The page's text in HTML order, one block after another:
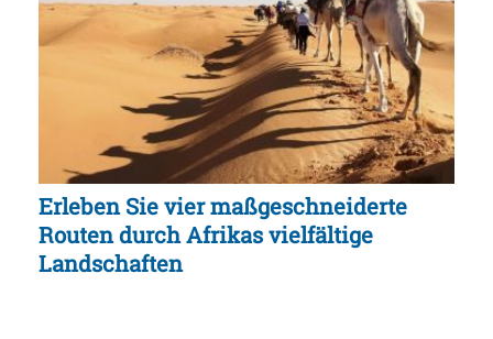
Erleben Sie vier maßgeschneiderte
Routen durch Afrikas vielfältige
Landschaften